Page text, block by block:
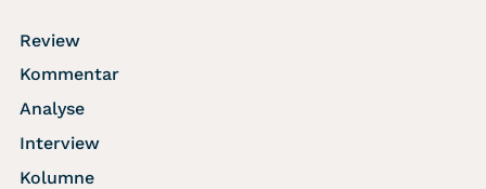
Review
Kommentar
Analyse
Interview
Kolumne